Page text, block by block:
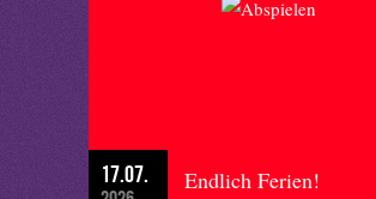
17.07. Endlich Ferien!